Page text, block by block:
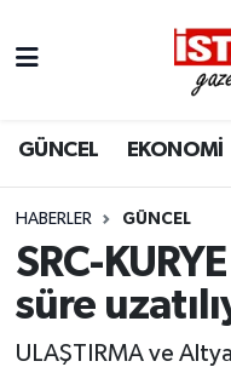
GÜNCEL EKONOMİ
HABERLER GÜNCEL
SRC-
süre
ULAŞTIRMA ve
EKONOMİ
İSTANBUL
DÜNYA
Nöbetçi
Hava Durumu
Trafik Durumu
Süper Lig Puan